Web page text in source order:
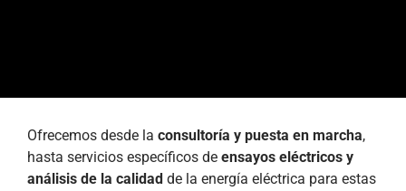
Ofrecemos desde la consultoría y puesta en marcha,
hasta servicios específicos de ensayos eléctricos y
análisis de la calidad de la energía eléctrica para estas